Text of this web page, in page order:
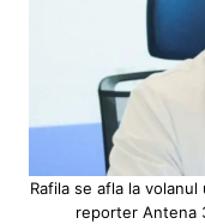
Rafila se afla la
reporter Antena